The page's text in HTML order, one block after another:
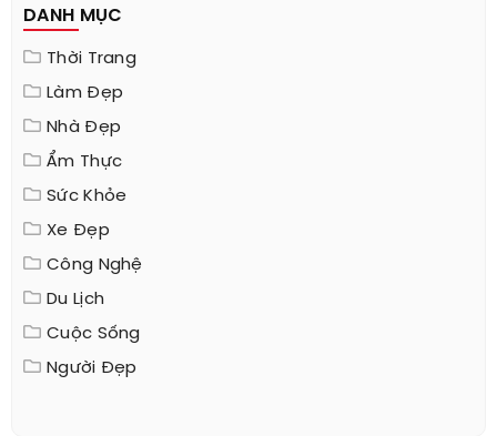
DANH MỤC
Thời Trang
Làm Đẹp
Nhà Đẹp
Ẩm Thực
Sức Khỏe
Xe Đẹp
Công Nghệ
Du Lịch
Cuộc Sống
Người Đẹp